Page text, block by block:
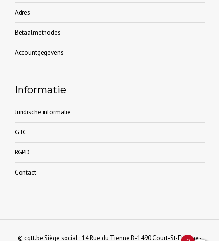
Adres
Betaalmethodes
Accountgegevens
Informatie
Juridische informatie
GTC
RGPD
Contact
© cgtt.be Siège social : 14 Rue du Tienne B-1490 Court-St-Etienne -